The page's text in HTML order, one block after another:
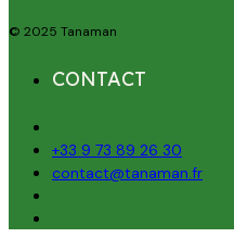
© 2025 Tanaman
CONTACT
+33 9 73 89 26 30
contact@tanaman.fr